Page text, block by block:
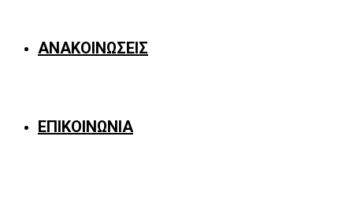
ΑΝΑΚΟΙΝΩΣΕΙΣ
ΕΠΙΚΟΙΝΩΝΙΑ